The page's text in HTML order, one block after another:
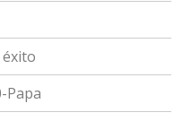
Papa